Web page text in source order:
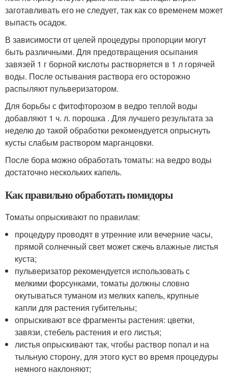
заготавливать его не следует, так как со временем может
выпасть осадок.
В зависимости от целей процедуры пропорции могут
быть различными. Для предотвращения осыпания
завязей 1 г борной кислоты растворяется в 1 л горячей
воды. После остывания раствора его осторожно
распыляют пульверизатором.
Для борьбы с фитофторозом в ведро теплой воды
добавляют 1 ч. л. порошка . Для лучшего результата за
неделю до такой обработки рекомендуется опрыснуть
кусты слабым раствором марганцовки.
После бора можно обработать томаты: на ведро воды
достаточно нескольких капель.
Как правильно обработать помидоры
Томаты опрыскивают по правилам:
процедуру проводят в утренние или вечерние часы,
прямой солнечный свет может сжечь влажные листья
куста;
пульверизатор рекомендуется использовать с
мелкими форсунками, томаты должны словно
окутываться туманом из мелких капель, крупные
капли для растения губительны;
опрыскивают все фрагменты растения: цветки,
завязи, стебель растения и его листья;
листья опрыскивают так, чтобы раствор попал и на
тыльную сторону, для этого куст во время процедуры
немного наклоняют;